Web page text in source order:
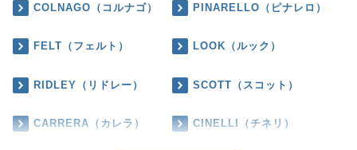
COLNAGO（コルナゴ） PINARELLO（ピナレロ）
FELT（フェルト） LOOK（ルック）
RIDLEY（リドレー） SCOTT（スコット）
CARRERA（カレラ） CINELLI（チネリ）